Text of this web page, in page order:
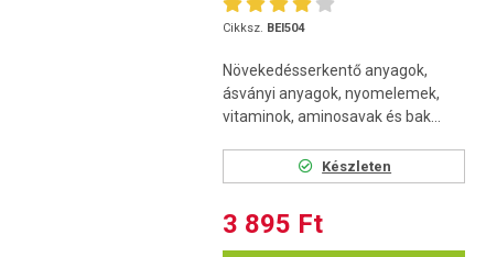
Cikksz. BEI504
Növekedésserkentő anyagok,
ásványi anyagok, nyomelemek,
vitaminok, aminosavak és bak...
Készleten
3 895 Ft